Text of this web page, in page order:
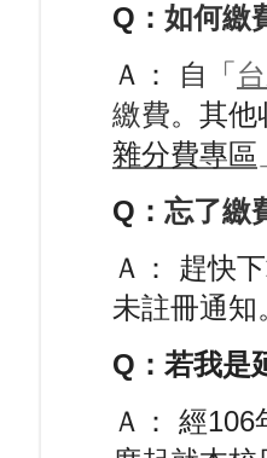
Q： 如何繳
Ａ：
自「
繳費。其他
雜分費專區
Q： 忘了繳
Ａ： 趕快
未註冊通知
Q： 若我是
Ａ： 經